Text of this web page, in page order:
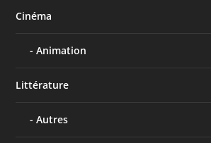
Cinéma
Animation
Littérature
Autres